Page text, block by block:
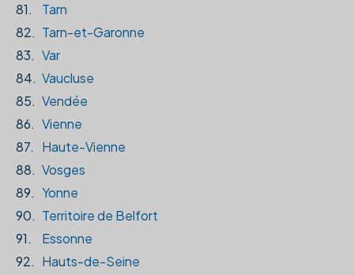
81.
Tarn
82. Tarn-et-Garonne
83. Var
84. Vaucluse
85. Vendée
86. Vienne
87.
Haute-Vienne
88. Vosges
89. Yonne
90. Territoire de Belfort
91.
Essonne
92. Hauts-de-Seine